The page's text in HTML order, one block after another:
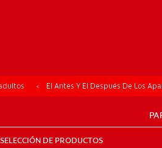
SELECCIÓN DE PRODUCTOS
El Antes Y El Después De Los